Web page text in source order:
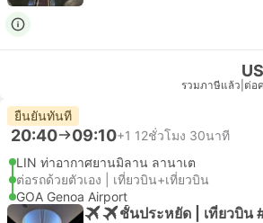
รวมภาษีแล้ว ต่อ
ยืนยันทันที
20:40 09:10+1 12ชั่วโมง 30นาที
LIN ท่าอากาศยานมิลาน ลานาเต
ต่อรถด้วยตัวเอง | เที่ยวบิน+เที่ยวบิน
GOA Genoa Airport
ชั้นประหยัด | เที่ยวบิน